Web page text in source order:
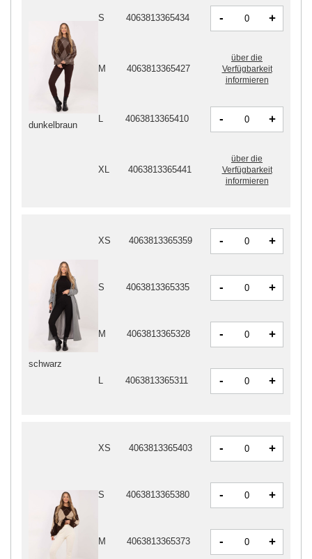
schwarz
XS 4063813365359 - +
S 4063813365335 - +
M 4063813365328 - +
L 4063813365311 - +
dunkelbraun
S 4063813365434 - +
M 4063813365427
über die
Verfügbarkeit
informieren
L 4063813365410 - +
XL 4063813365441
über die
Verfügbarkeit
informieren
XS 4063813365403 - +
S 4063813365380 - +
M 4063813365373 - +